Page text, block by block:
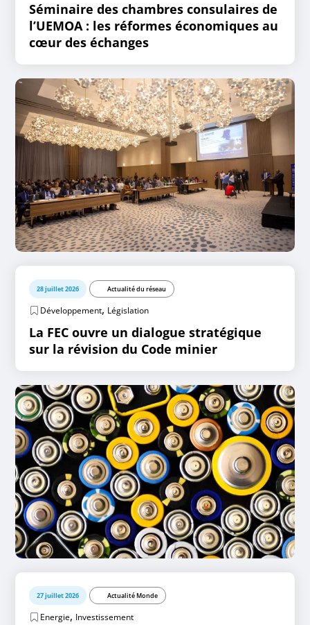
Séminaire des chambres consulaires de
l’UEMOA : les réformes économiques au
cœur des échanges
28 juillet 2026 Actualité du réseau
Développement, Législation
La FEC ouvre un dialogue stratégique
sur la révision du Code minier
27 juillet 2026 Actualité Monde
Energie, Investissement